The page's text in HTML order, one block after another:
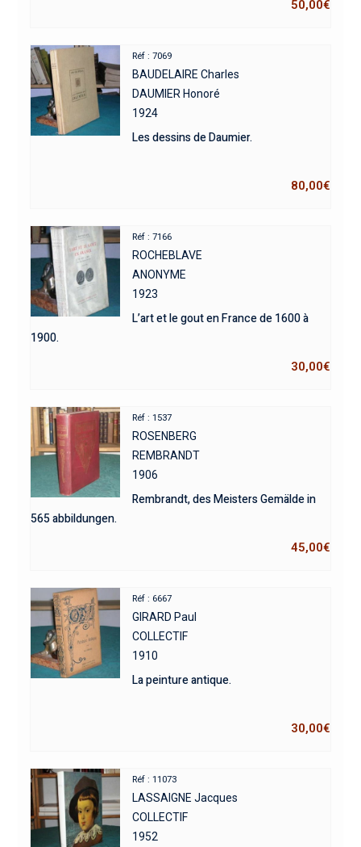
50,00€
Réf : 7069
BAUDELAIRE Charles
DAUMIER Honoré
1924
Les dessins de Daumier.
80,00€
Réf : 7166
ROCHEBLAVE
ANONYME
1923
L’art et le gout en France de 1600 à
1900.
30,00€
Réf : 1537
ROSENBERG
REMBRANDT
1906
Rembrandt, des Meisters Gemälde in
565 abbildungen.
45,00€
Réf : 6667
GIRARD Paul
COLLECTIF
1910
La peinture antique.
30,00€
Réf : 11073
LASSAIGNE Jacques
COLLECTIF
1952